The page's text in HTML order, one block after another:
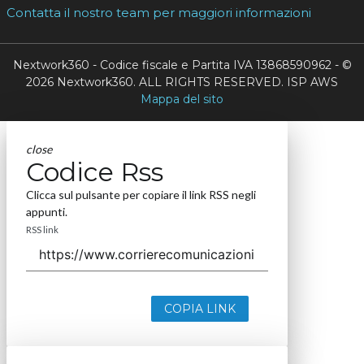
Contatta il nostro team per maggiori informazioni
Nextwork360 - Codice fiscale e Partita IVA 13868590962 - ©
2026 Nextwork360. ALL RIGHTS RESERVED. ISP AWS
Mappa del sito
close
Codice Rss
Clicca sul pulsante per copiare il link RSS negli
appunti.
RSS link
COPIA LINK